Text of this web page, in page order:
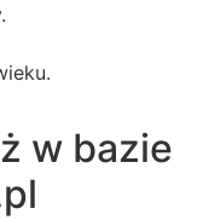
w bazie